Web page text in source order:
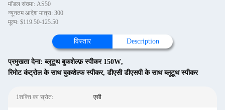
मॉडल संख्या: AS50
न्यूनतम आदेश मात्रा: 300
मूल्य: $119.50-125.50
विस्तार Description
प्रमुखता देना:ब्लूटूथ बुकशेल्फ़ स्पीकर 150W,
रिमोट कंट्रोल के साथ बुकशेल्फ स्पीकर,डीएसी डीएसपी के साथ ब्लूटूथ स्पीकर
1शक्ति का स्रोत: एसी